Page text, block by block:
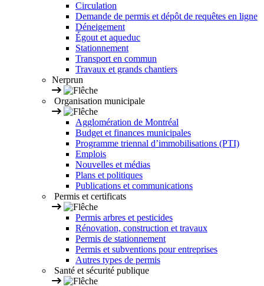
Circulation
Demande de permis et dépôt de requêtes en ligne
Déneigement
Égout et aqueduc
Stationnement
Transport en commun
Travaux et grands chantiers
Nerprun
Organisation municipale
Agglomération de Montréal
Budget et finances municipales
Programme triennal d’immobilisations (PTI)
Emplois
Nouvelles et médias
Plans et politiques
Publications et communications
Permis et certificats
Permis arbres et pesticides
Rénovation, construction et travaux
Permis de stationnement
Permis et subventions pour entreprises
Autres types de permis
Santé et sécurité publique